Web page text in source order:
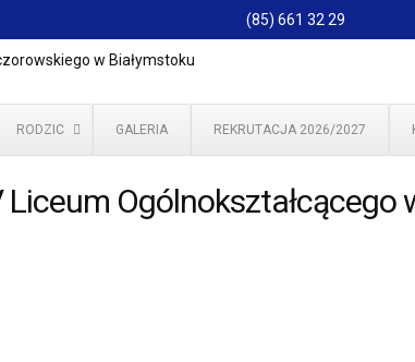
(85) 661 32 29
RODZIC GALERIA REKRUTACJA 2026/2027
Ogólnokształcącego